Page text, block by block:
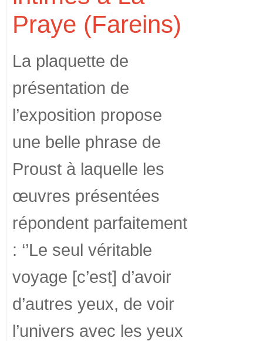
Praye (Fareins)
La plaquette de
présentation de
l’exposition propose
une belle phrase de
Proust à laquelle les
œuvres présentées
répondent parfaitement
: ‘’Le seul véritable
voyage [c’est] d’avoir
d’autres yeux, de voir
l’univers avec les yeux